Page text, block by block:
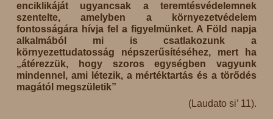
enciklikáját ugyancsak a teremtésvédelemnek
szentelte, amelyben a környezetvédelem
fontosságára hívja fel a figyelmünket. A Föld napja
alkalmából mi is csatlakozunk a
környezettudatosság népszerűsítéséhez, mert ha
„átérezzük, hogy szoros egységben vagyunk
mindennel, ami létezik, a mértéktartás és a törődés
magától megszületik”
(Laudato si’ 11).